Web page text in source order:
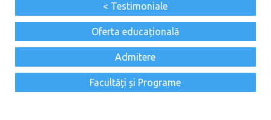
< Testimoniale
Oferta educațională
Admitere
Facultăți și Programe